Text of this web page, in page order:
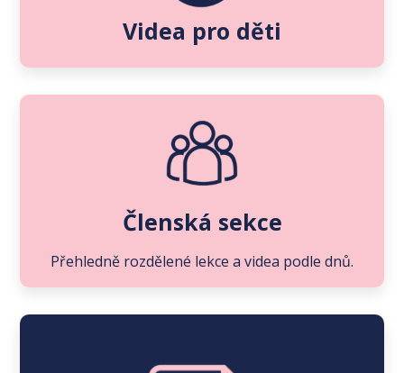
Videa pro děti
Členská sekce
Přehledně rozdělené lekce a videa podle dnů.